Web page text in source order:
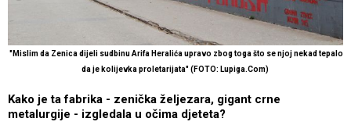
"Mislim da Zenica dijeli sudbinu Arifa Heralića upravo zbog toga što se njoj nekad tepalo
da je kolijevka proletarijata"(FOTO: Lupiga.Com)
Kako je ta fabrika - zenička željezara, gigant crne
metalurgije - izgledala u očima djeteta?